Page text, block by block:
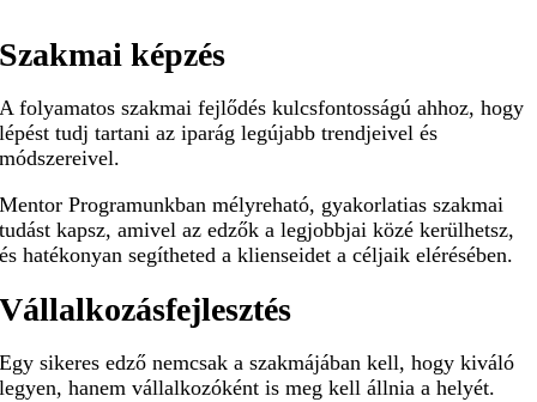
Szakmai képzés
A folyamatos szakmai fejlődés kulcsfontosságú ahhoz, hogy
lépést tudj tartani az iparág legújabb trendjeivel és
módszereivel.
Mentor Programunkban mélyreható, gyakorlatias szakmai
tudást kapsz, amivel az edzők a legjobbjai közé kerülhetsz,
és hatékonyan segítheted a klienseidet a céljaik elérésében.
Vállalkozásfejlesztés
Egy sikeres edző nemcsak a szakmájában kell, hogy kiváló
legyen, hanem vállalkozóként is meg kell állnia a helyét.